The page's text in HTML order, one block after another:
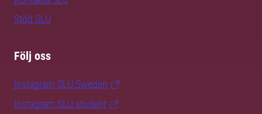
Stöd SLU
Följ oss
Instagram SLU.Sweden
Instagram SLU.student